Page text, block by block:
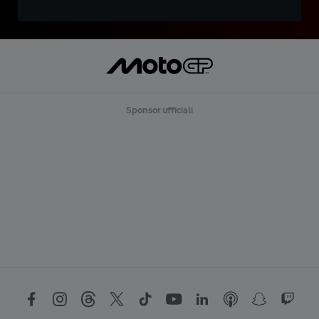
Sponsor ufficiali